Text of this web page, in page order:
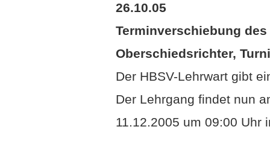
26.10.05
Terminverschiebung
Oberschiedsrichter,
Der HBSV-Lehrwart gibt
Der Lehrgang findet nun
11.12.2005 um 09:00 Uhr